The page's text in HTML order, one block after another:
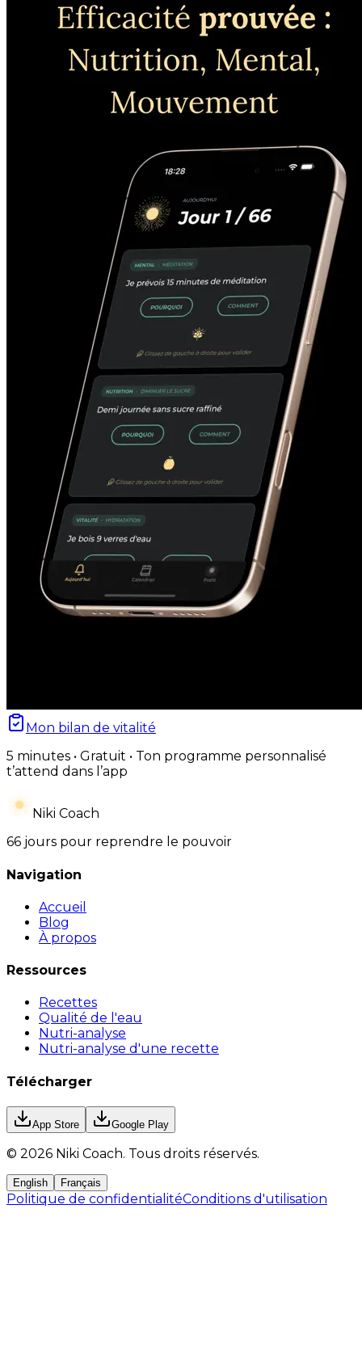
Mon bilan de vitalité
5 minutes • Gratuit • Ton programme personnalisé
t’attend dans l’app
Niki Coach
66 jours pour reprendre le pouvoir
Navigation
Accueil
Blog
À propos
Ressources
Recettes
Qualité de l'eau
Nutri-analyse
Nutri-analyse d'une recette
Télécharger
App Store Google Play
© 2026 Niki Coach. Tous droits réservés.
English Français
Politique de confidentialitéConditions d'utilisation